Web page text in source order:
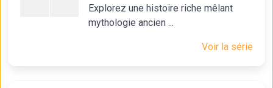
Explorez une histoire riche mêlant
mythologie ancien ...
Voir la série